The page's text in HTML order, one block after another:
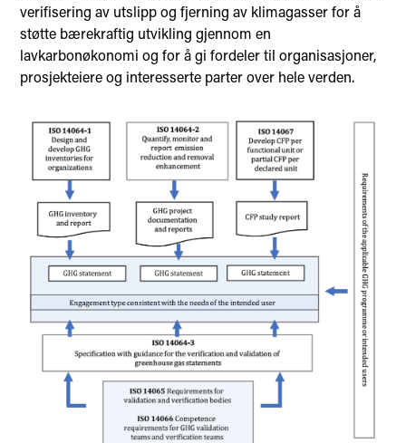
verifisering av utslipp og fjerning av klimagasser for å
støtte bærekraftig utvikling gjennom en
lavkarbonøkonomi og for å gi fordeler til organisasjoner,
prosjekteiere og interesserte parter over hele verden.